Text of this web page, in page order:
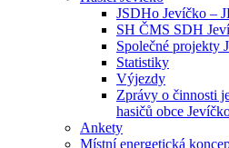
JSDHo Jevíčko –
SH ČMS SDH
Společné projekty
Statistiky
Výjezdy
Zprávy o činnosti
hasičů obce
Ankety
Místní energetická